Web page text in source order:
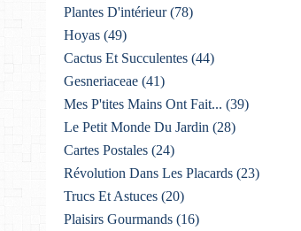
Plantes D'intérieur(78)
Hoyas (49)
Cactus Et Succulentes (44)
Gesneriaceae (41)
Mes P'tites Mains Ont Fait... (39)
Le Petit Monde Du Jardin (28)
Cartes Postales (24)
Révolution Dans Les Placards (23)
Trucs Et Astuces (20)
Plaisirs Gourmands (16)